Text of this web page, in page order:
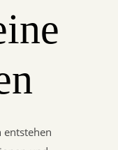
entstehen